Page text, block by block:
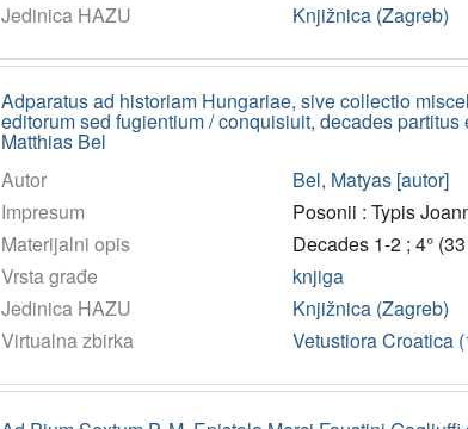
Jedinica HAZU
Knjižnica (Zagreb)
Adparatus ad historiam Hungariae, sive collectio
editorum sed fugientium / conquisiuit, decades
Matthias Bel
Autor
Bel, Matyas [autor]
Impresum
Posonii : Typis
Materijalni opis
Decades 1-2 ; 4°
Vrsta građe
knjiga
Jedinica HAZU
Knjižnica (Zagreb)
Virtualna zbirka
Vetustiora Croatica